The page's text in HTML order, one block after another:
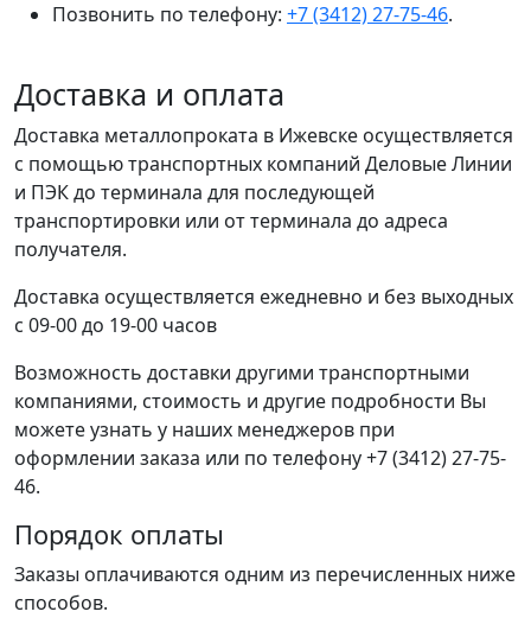
Позвонить по телефону: +7 (3412) 27-75-46.
Доставка и оплата
Доставка металлопроката в Ижевске осуществляется
с помощью транспортных компаний Деловые Линии
и ПЭК до терминала для последующей
транспортировки или от терминала до адреса
получателя.
Доставка осуществляется ежедневно и без выходных
с 09-00 до 19-00 часов
Возможность доставки другими транспортными
компаниями, стоимость и другие подробности Вы
можете узнать у наших менеджеров при
оформлении заказа или по телефону +7 (3412) 27-75-
46.
Порядок оплаты
Заказы оплачиваются одним из перечисленных ниже
способов.